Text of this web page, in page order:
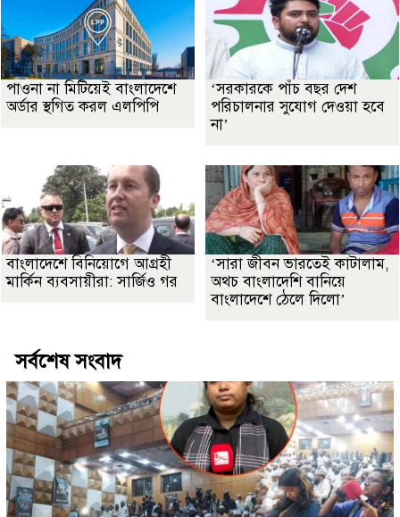
পাওনা না মিটিয়েই বাংলাদেশে
অর্ডার স্থগিত করল এলপিপি
‘সরকারকে পাঁচ বছর দেশ
পরিচালনার সুযোগ দেওয়া হবে
না’
বাংলাদেশে বিনিয়োগে আগ্রহী
মার্কিন ব্যবসায়ীরা: সার্জিও গর
‘সারা জীবন ভারতেই কাটালাম,
অথচ বাংলাদেশি বানিয়ে
বাংলাদেশে ঠেলে দিলো’
সর্বশেষ সংবাদ